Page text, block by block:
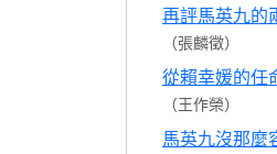
再評馬英九的
（張麟徵）
從賴幸媛的任
（王作榮）
馬英九沒那麼